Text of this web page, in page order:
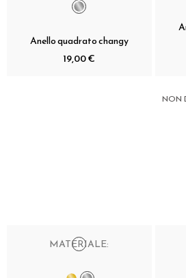
Anello quadrato changy
19,00 €
MATERIALE:
NON